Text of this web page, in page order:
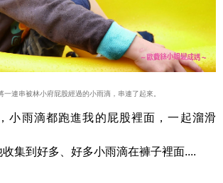
一連串被林小府屁股經過的小雨滴，串連了起來。
小雨滴都跑進我的屁股裡面，一起溜滑
集到好多、好多小雨滴在褲子裡面....